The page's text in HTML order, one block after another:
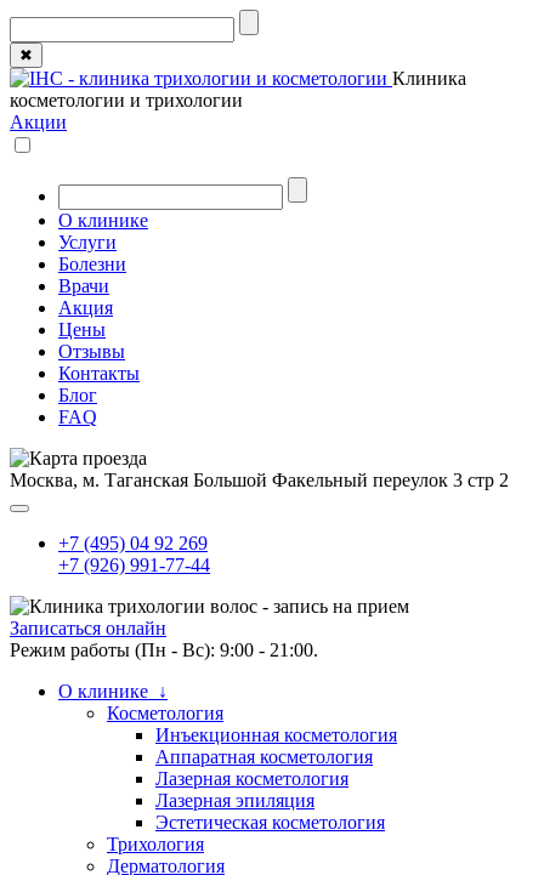
✖
Клиника
косметологии и трихологии
Акции
О клинике
Услуги
Болезни
Врачи
Акция
Цены
Отзывы
Контакты
Блог
FAQ
Москва, м. Таганская Большой Факельный переулок 3 стр 2
+7 (495) 04 92 269
+7 (926) 991-77-44
Записаться онлайн
Режим работы (Пн - Вс): 9:00 - 21:00.
О клинике ↓
Косметология
Инъекционная косметология
Аппаратная косметология
Лазерная косметология
Лазерная эпиляция
Эстетическая косметология
Трихология
Дерматология